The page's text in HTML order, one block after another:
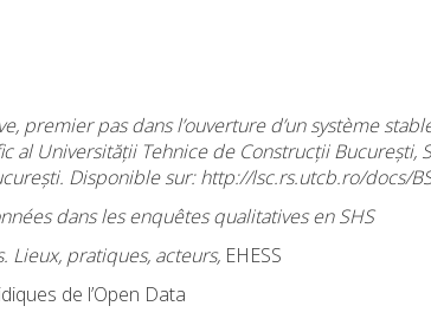
premier pas dans l’ouverture d’un système
al Universității Tehnice de Construcții București,
Disponible sur: http://lsc.rs.utcb.ro/docs/
dans les enquêtes qualitatives en SHS
Lieux, pratiques, acteurs, EHESS
de l’Open Data